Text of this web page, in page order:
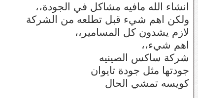
انشاء الله مافيه مشاكل في الجودة،،
ولكن اهم شيء قبل تطلعه من الشركة
لازم يشدون كل المسامير،،
اهم شيء،،
شركة ساكس الصينيه
جودتها مثل جودة تايوان
كويسه تمشي الحال